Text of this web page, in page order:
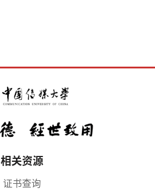
相关资源
证书查询